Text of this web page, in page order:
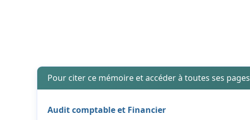
Pour citer ce mémoire et accéder à toutes ses pages
Audit comptable et Financier